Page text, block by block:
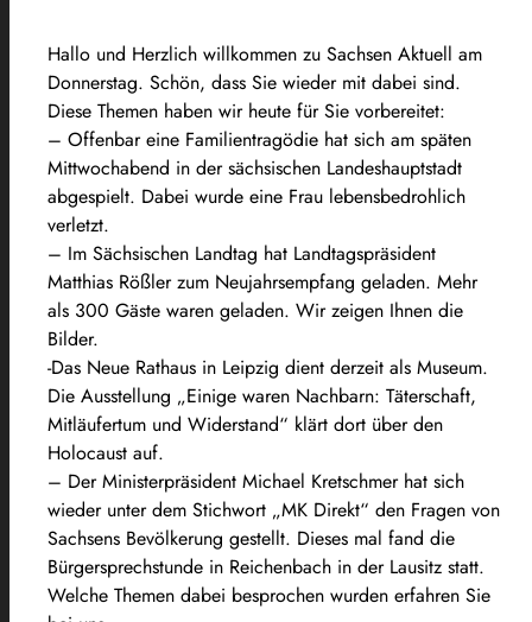
Hallo und Herzlich willkommen zu Sachsen Aktuell am
Donnerstag. Schön, dass Sie wieder mit dabei sind.
Diese Themen haben wir heute für Sie vorbereitet:
– Offenbar eine Familientragödie hat sich am späten
Mittwochabend in der sächsischen Landeshauptstadt
abgespielt. Dabei wurde eine Frau lebensbedrohlich
verletzt.
– Im Sächsischen Landtag hat Landtagspräsident
Matthias Rößler zum Neujahrsempfang geladen. Mehr
als 300 Gäste waren geladen. Wir zeigen Ihnen die
Bilder.
-Das Neue Rathaus in Leipzig dient derzeit als Museum.
Die Ausstellung „Einige waren Nachbarn: Täterschaft,
Mitläufertum und Widerstand“ klärt dort über den
Holocaust auf.
– Der Ministerpräsident Michael Kretschmer hat sich
wieder unter dem Stichwort „MK Direkt“ den Fragen von
Sachsens Bevölkerung gestellt. Dieses mal fand die
Bürgersprechstunde in Reichenbach in der Lausitz statt.
Welche Themen dabei besprochen wurden erfahren Sie